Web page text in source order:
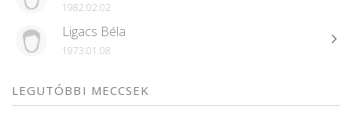
1982.02.02
Ligacs Béla
1973.01.08
LEGUTÓBBI MECCSEK